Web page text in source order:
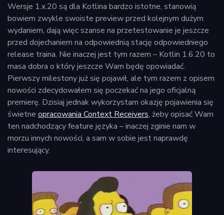
Wersje 1.x.20 są dla Kotlina bardzo istotne, stanowią
bowiem zwykle swoiste preview przed kolejnym dużym
wydaniem, dają więc szanse na przetestowanie je jeszcze
przed dojechaniem na odpowiednią stację odpowiedniego
release traina. Nie inaczej jest tym razem – Kotlin 1.6.20 to
masa dobra o który jeszcze Wam będę opowiadać.
Pierwszy milestony już się pojawił, ale tym razem z opisem
nowości zdecydowałem się poczekać na jego oficjalną
premierę. Dzisiaj jednak wykorzystam okazję pojawienia się
świetne opracowania Context Receivers, żeby opisać Wam
ten nadchodzący feature języka – inaczej zginie nam w
morzu innych nowości, a sam w sobie jest naprawdę
interesujący.